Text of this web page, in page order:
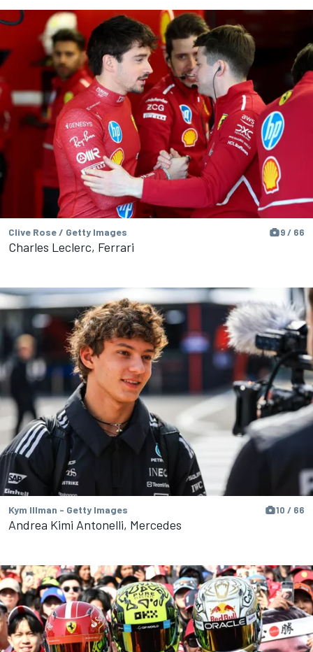
Clive Rose / Getty Images 9 / 66
Charles Leclerc, Ferrari
Kym Illman - Getty Images 10 / 66
Andrea Kimi Antonelli, Mercedes